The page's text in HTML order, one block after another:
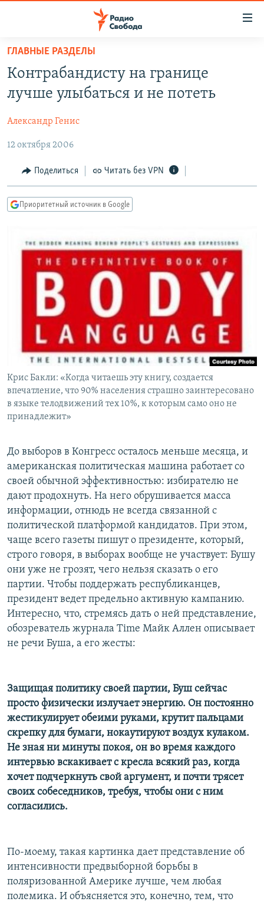
упрощенного
доступа
основному
Вернутся
главной
навигации
Вернутся
ПРОГРАММЫ
ПОДКАСТЫ
АВТОРСКИЕ ПРОЕКТЫ
ЦИТАТЫ СВОБОДЫ
МНЕНИЯ
КУЛЬТУРА
IDEL.РЕАЛИИ
КАВКАЗ.РЕАЛИИ
СИБИРЬ.РЕАЛИИ
РАСПИСАНИЕ ВЕЩАНИЯ
ПОДПИШИТЕСЬ НА РАССЫЛКУ
СОЦИАЛЬНЫЕ СЕТИ
Все сайты РСЕ/РС
ГЛАВНЫЕ РАЗДЕЛЫ
Контрабандисту на границе
лучше улыбаться и не потеть
Александр Генис
12 октября 2006
Поделиться Читать без VPN
Приоритетный источник в Google
Крис Бакли: «Когда читаешь эту книгу, создается
впечатление, что 90% населения страшно заинтересовано
в языке телодвижений тех 10%, к которым само оно не
принадлежит»
До выборов в Конгресс осталось меньше месяца, и
американская политическая машина работает со
своей обычной эффективностью: избирателю не
дают продохнуть. На него обрушивается масса
информации, отнюдь не всегда связанной с
политической платформой кандидатов. При этом,
чаще всего газеты пишут о президенте, который,
строго говоря, в выборах вообще не участвует: Бушу
они уже не грозят, чего нельзя сказать о его
партии. Чтобы поддержать республиканцев,
президент ведет предельно активную кампанию.
Интересно, что, стремясь дать о ней представление,
обозреватель журнала Time Майк Аллен описывает
не речи Буша, а его жесты:
Защищая политику своей партии, Буш сейчас
просто физически излучает энергию. Он постоянно
жестикулирует обеими руками, крутит пальцами
скрепку для бумаги, нокаутируют воздух кулаком.
Не зная ни минуты покоя, он во время каждого
интервью вскакивает с кресла всякий раз, когда
хочет подчеркнуть свой аргумент, и почти трясет
своих собеседников, требуя, чтобы они с ним
согласились.
По-моему, такая картинка дает представление об
интенсивности предвыборной борьбы в
поляризованной Америке лучше, чем любая
полемика. И объясняется это, конечно, тем, что